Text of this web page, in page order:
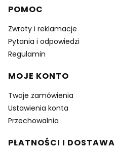
Linki w stopce
POMOC
Zwroty i reklamacje
Pytania i odpowiedzi
Regulamin
MOJE KONTO
Twoje zamówienia
Ustawienia konta
Przechowalnia
PŁATNOŚCI I DOSTAWA